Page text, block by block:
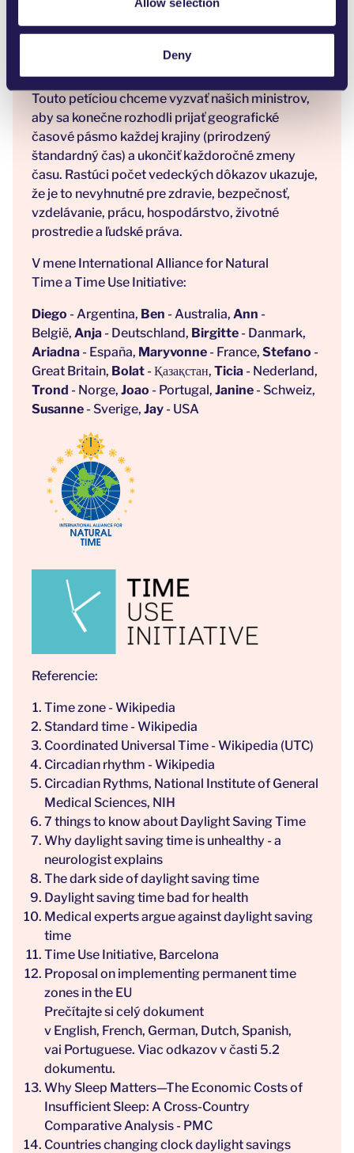
Deny
produktivity a inými ekonomickými účinkami.
[14,15,16,17,18] Stanovme si s týmito peniazmi
ďalšie priority a skoncujme s každoročnými
zmenami časového pásma.
Touto petíciou chceme vyzvať našich ministrov,
aby sa konečne rozhodli prijať geografické
časové pásmo každej krajiny (prirodzený
štandardný čas) a ukončiť každoročné zmeny
času. Rastúci počet vedeckých dôkazov ukazuje,
že je to nevyhnutné pre zdravie, bezpečnosť,
vzdelávanie, prácu, hospodárstvo, životné
prostredie a ľudské práva.
V mene International Alliance for Natural
Timea Time Use Initiative:
Diego - Argentina, Ben - Australia, Ann -
België, Anja - Deutschland, Birgitte - Danmark,
Ariadna - España, Maryvonne - France, Stefano -
Great Britain, Bolat - Қазақстан, Ticia - Nederland,
Trond - Norge, Joao - Portugal, Janine - Schweiz,
Susanne - Sverige, Jay - USA
Referencie:
Time zone - Wikipedia
Standard time - Wikipedia
Coordinated Universal Time - Wikipedia (UTC)
Circadian rhythm - Wikipedia
Circadian Rythms, National Institute of General
Medical Sciences, NIH
7 things to know about Daylight Saving Time
Why daylight saving time is unhealthy - a
neurologist explains
The dark side of daylight saving time
Daylight saving time bad for health
Medical experts argue against daylight saving
time
Time Use Initiative, Barcelona
Proposal on implementing permanent time
zones in the EU
Prečítajte si celý dokument
v English, French, German, Dutch, Spanish,
vai Portuguese. Viac odkazov v časti 5.2
dokumentu.
Why Sleep Matters—The Economic Costs of
Insufficient Sleep: A Cross-Country
Comparative Analysis - PMC
Countries changing clock daylight savings